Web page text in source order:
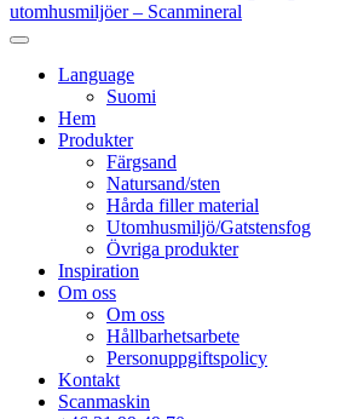
Language
Suomi
Hem
Produkter
Färgsand
Natursand/sten
Hårda filler material
Utomhusmiljö/Gatstensfog
Övriga produkter
Inspiration
Om oss
Om oss
Hållbarhetsarbete
Personuppgiftspolicy
Kontakt
Scanmaskin